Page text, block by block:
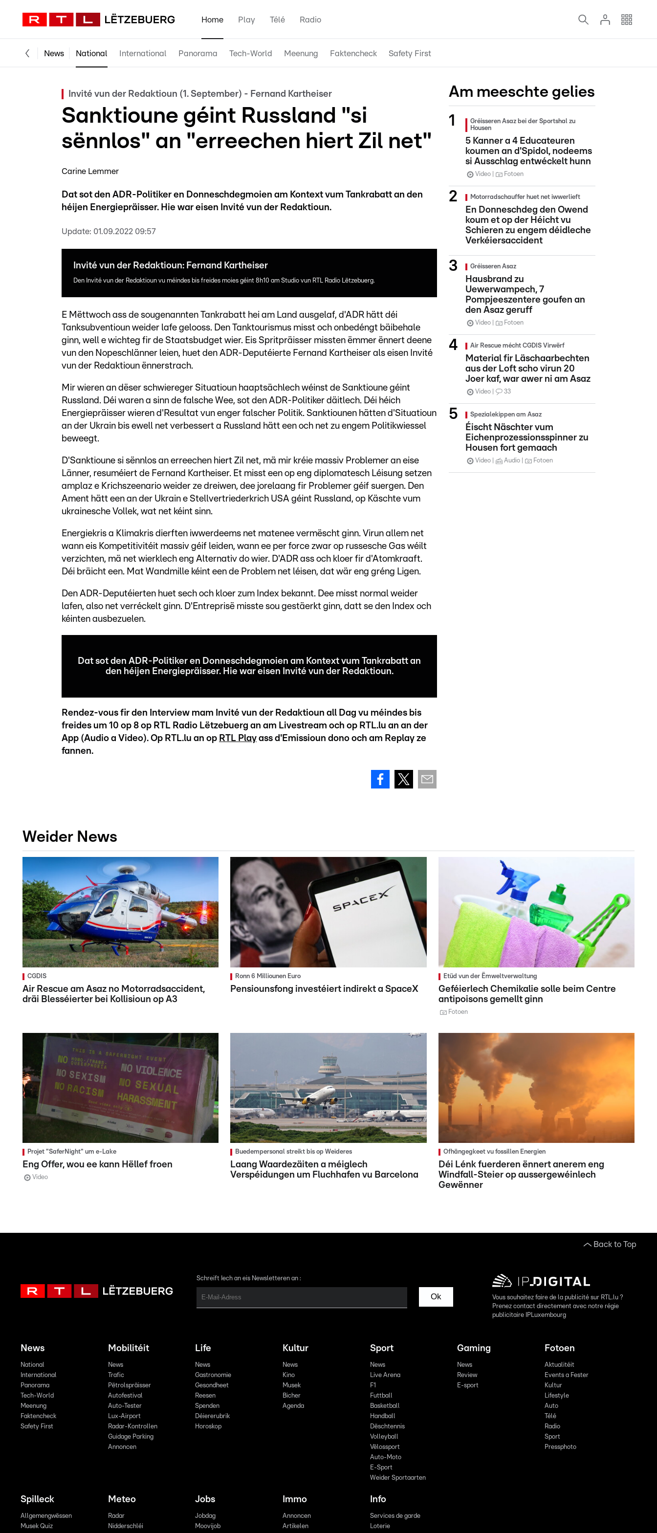
Home Play Télé Radio
News National International Panorama Tech-World Meenung Faktencheck Safety First
Invité vun der Redaktioun (1. September) - Fernand Kartheiser
Sanktioune géint Russland "si
sënnlos" an "erreechen hiert Zil net"
Carine Lemmer
Dat sot den ADR-Politiker en Donneschdegmoien am Kontext vum Tankrabatt an den
héijen Energiepräisser. Hie war eisen Invité vun der Redaktioun.
Update: 01.09.2022 09:57
Invité vun der Redaktioun: Fernand Kartheiser
Den Invité vun der Redaktioun vu méindes bis freides moies géint 8h10 am Studio vun RTL Radio Lëtzebuerg.
E Mëttwoch ass de sougenannten Tankrabatt hei am Land ausgelaf, d'ADR hätt déi
Tanksubventioun weider lafe gelooss. Den Tanktourismus misst och onbedéngt bäibehale
ginn, well e wichteg fir de Staatsbudget wier. Eis Spritpräisser missten ëmmer ënnert deene
vun den Nopeschlänner leien, huet den ADR-Deputéierte Fernand Kartheiser als eisen Invité
vun der Redaktioun ënnerstrach.
Mir wieren an dëser schwiereger Situatioun haaptsächlech wéinst de Sanktioune géint
Russland. Déi waren a sinn de falsche Wee, sot den ADR-Politiker däitlech. Déi héich
Energiepräisser wieren d'Resultat vun enger falscher Politik. Sanktiounen hätten d'Situatioun
an der Ukrain bis ewell net verbessert a Russland hätt een och net zu engem Politikwiessel
beweegt.
D'Sanktioune si sënnlos an erreechen hiert Zil net, mä mir kréie massiv Problemer an eise
Länner, resuméiert de Fernand Kartheiser. Et misst een op eng diplomatesch Léisung setzen
amplaz e Krichszeenario weider ze dreiwen, dee jorelaang fir Problemer géif suergen. Den
Ament hätt een an der Ukrain e Stellvertriederkrich USA géint Russland, op Käschte vum
ukrainesche Vollek, wat net kéint sinn.
Energiekris a Klimakris dierften iwwerdeems net matenee vermëscht ginn. Virun allem net
wann eis Kompetitivitéit massiv géif leiden, wann ee per force zwar op russesche Gas wéilt
verzichten, mä net wierklech eng Alternativ do wier. D'ADR ass och kloer fir d'Atomkraaft.
Déi bräicht een. Mat Wandmille kéint een de Problem net léisen, dat wär eng gréng Ligen.
Den ADR-Deputéierten huet sech och kloer zum Index bekannt. Dee misst normal weider
lafen, also net verréckelt ginn. D'Entreprisë misste sou gestäerkt ginn, datt se den Index och
kéinten ausbezuelen.
Dat sot den ADR-Politiker en Donneschdegmoien am Kontext vum Tankrabatt an
den héijen Energiepräisser. Hie war eisen Invité vun der Redaktioun.
Rendez-vous fir den Interview mam Invité vun der Redaktioun all Dag vu méindes bis
freides um 10 op 8 op RTL Radio Lëtzebuerg an am Livestream och op RTL.lu an an der
App (Audio a Video). Op RTL.lu an op RTL Play ass d'Emissioun dono och am Replay ze
fannen.
Am meeschte gelies
Gréisseren Asaz bei der Sportshal zu
Housen
5 Kanner a 4 Educateuren
koumen an d'Spidol, nodeems
si Ausschlag entwéckelt hunn
Video Fotoen
Motorradschauffer huet net iwwerlieft
En Donneschdeg den Owend
koum et op der Héicht vu
Schieren zu engem déidleche
Verkéiersaccident
Gréisseren Asaz
Hausbrand zu
Uewerwampech, 7
Pompjeeszentere goufen an
den Asaz geruff
Video Fotoen
Air Rescue mécht CGDIS Virwërf
Material fir Läschaarbechten
aus der Loft scho virun 20
Joer kaf, war awer ni am Asaz
Video 33
Spezialekippen am Asaz
Éischt Näschter vum
Eichenprozessionsspinner zu
Housen fort gemaach
Video Audio Fotoen
Weider News
CGDIS
Air Rescue am Asaz no Motorradsaccident,
dräi Blesséierter bei Kollisioun op A3
Ronn 6 Milliounen Euro
Pensiounsfong investéiert indirekt a SpaceX
Etüd vun der Ëmweltverwaltung
Geféierlech Chemikalie solle beim Centre
antipoisons gemellt ginn
Fotoen
Projet "SaferNight" um e-Lake
Eng Offer, wou ee kann Hëllef froen
Video
Buedempersonal streikt bis op Weideres
Laang Waardezäiten a méiglech
Verspéidungen um Fluchhafen vu Barcelona
Ofhängegkeet vu fossillen Energien
Déi Lénk fuerderen ënnert anerem eng
Windfall-Steier op aussergewéinlech
Gewënner
Back to Top
Schreift Iech an eis Newsletteren an :
Ok
Vous souhaitez faire de la publicité sur RTL.lu ?
Prenez contact directement avec notre régie
publicitaire IPLuxembourg
News
National
International
Panorama
Tech-World
Meenung
Faktencheck
Safety First
Mobilitéit
News
Trafic
Pëtrolspräisser
Autofestival
Auto-Tester
Lux-Airport
Radar-Kontrollen
Guidage Parking
Annoncen
Life
News
Gastronomie
Gesondheet
Reesen
Spenden
Déiererubrik
Horoskop
Kultur
News
Kino
Musek
Bicher
Agenda
Sport
News
Live Arena
F1
Futtball
Basketball
Handball
Dëschtennis
Volleyball
Vëlossport
Auto-Moto
E-Sport
Weider Sportaarten
Gaming
News
Review
E-sport
Fotoen
Aktualitéit
Events a Fester
Kultur
Lifestyle
Auto
Télé
Radio
Sport
Pressphoto
Spilleck
Allgemengwëssen
Musek Quiz
Meteo
Radar
Nidderschléi
Jobs
Jobdag
Moovijob
Immo
Annoncen
Artikelen
Info
Services de garde
Loterie